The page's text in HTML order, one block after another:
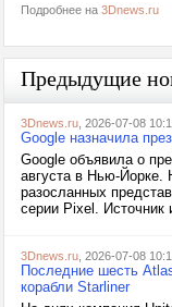
Подробнее на 3Dnews.ru
Предыдущие
3Dnews.ru , 2026-07-08
Google назначила
Google объявила о
августа в Нью-Йорке.
разосланных
серии Pixel. Источник
3Dnews.ru , 2026-07-08
Последние шесть
корабли Starliner